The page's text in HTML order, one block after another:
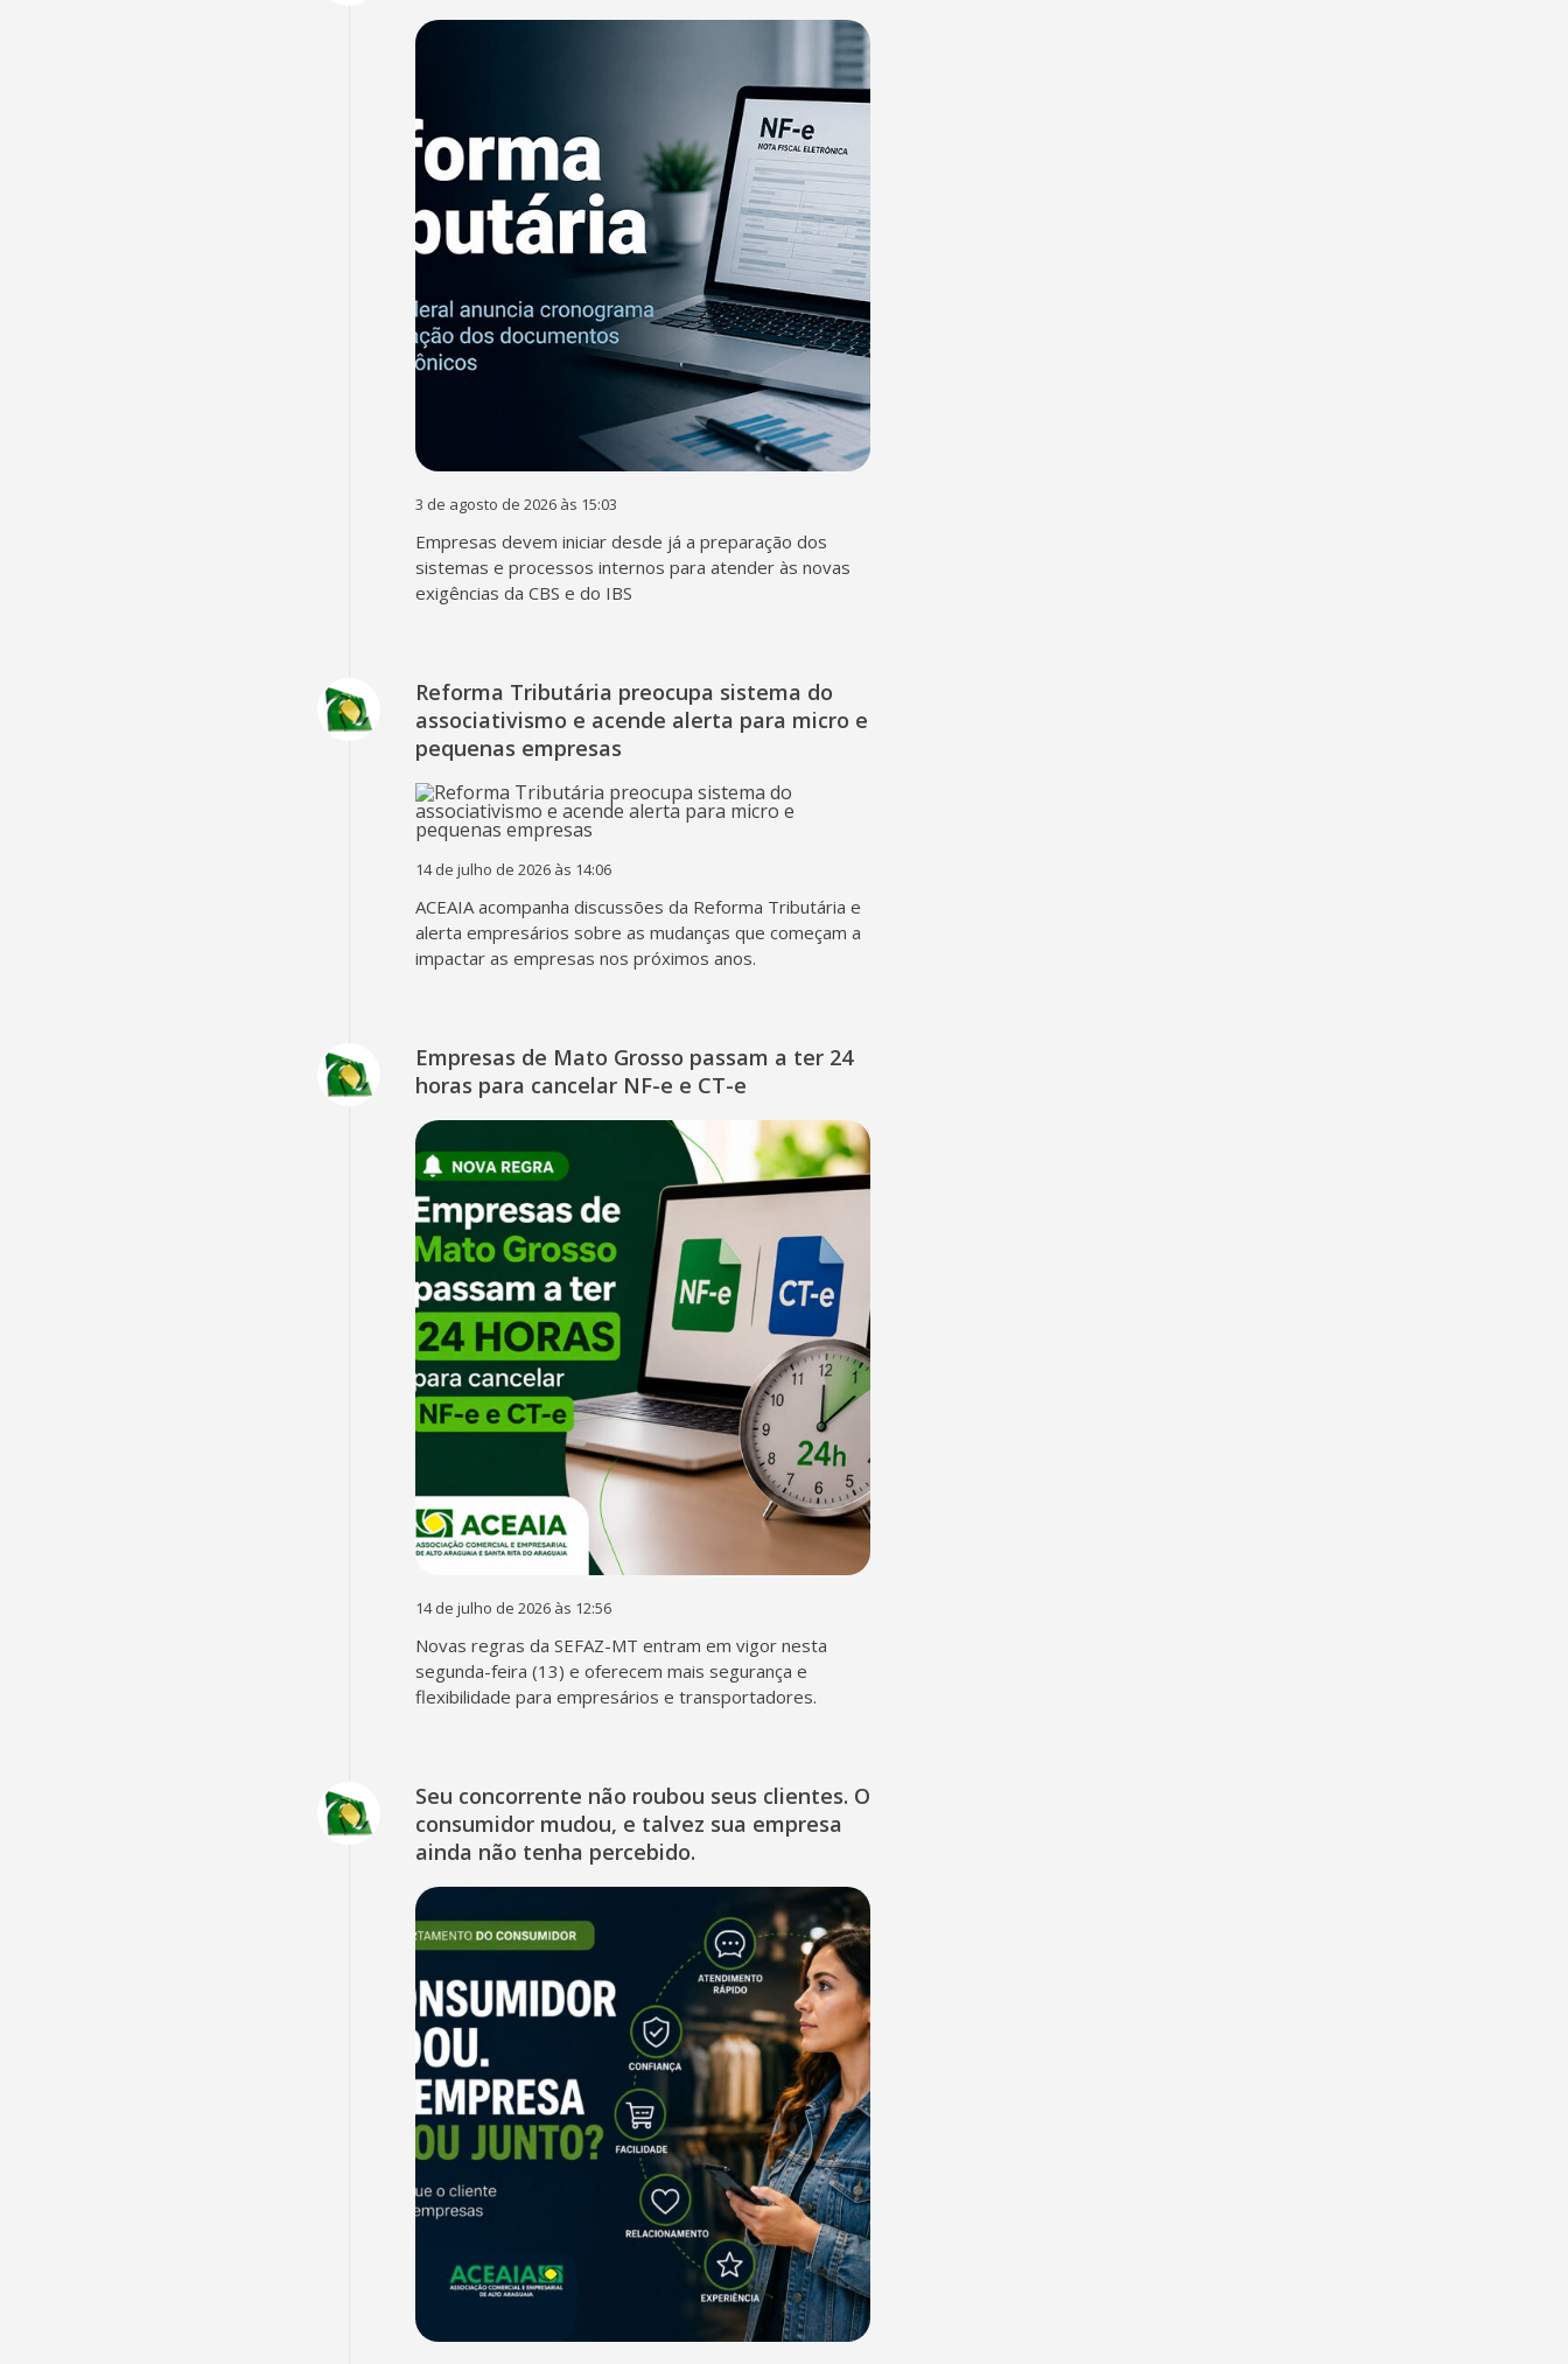
3 de agosto de 2026 às 15:03
Empresas devem iniciar desde já a preparação dos
sistemas e processos internos para atender às novas
exigências da CBS e do IBS
Reforma Tributária preocupa sistema do
associativismo e acende alerta para micro e
pequenas empresas
14 de julho de 2026 às 14:06
ACEAIA acompanha discussões da Reforma Tributária e
alerta empresários sobre as mudanças que começam a
impactar as empresas nos próximos anos.
Empresas de Mato Grosso passam a ter 24
horas para cancelar NF-e e CT-e
14 de julho de 2026 às 12:56
Novas regras da SEFAZ-MT entram em vigor nesta
segunda-feira (13) e oferecem mais segurança e
flexibilidade para empresários e transportadores.
Seu concorrente não roubou seus clientes. O
consumidor mudou, e talvez sua empresa
ainda não tenha percebido.